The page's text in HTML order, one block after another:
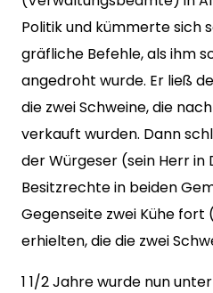
Politik und kümmerte sich
gräfliche Befehle, als ihm
angedroht wurde. Er ließ
die zwei Schweine, die
verkauft wurden. Dann
der Würgeser (sein Herr
Besitzrechte in beiden
Gegenseite zwei Kühe fort
erhielten, die die zwei
1 1/2 Jahre wurde nun